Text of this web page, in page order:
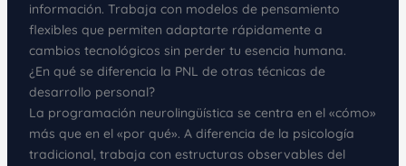
información. Trabaja con modelos de pensamiento
flexibles que permiten adaptarte rápidamente a
cambios tecnológicos sin perder tu esencia humana.
¿En qué se diferencia la PNL de otras técnicas de
desarrollo personal?
La programación neurolingüística se centra en el «cómo»
más que en el «por qué». A diferencia de la psicología
tradicional, trabaja con estructuras observables del